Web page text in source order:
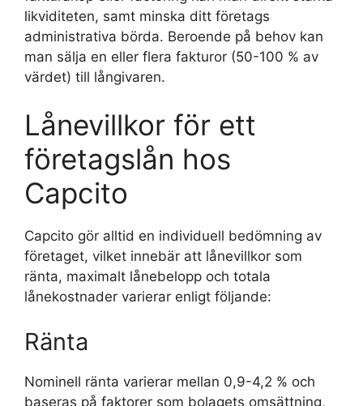
likviditeten, samt minska ditt företags
administrativa börda. Beroende på behov kan
man sälja en eller flera fakturor (50-100 % av
värdet) till långivaren.
Lånevillkor för ett
företagslån hos
Capcito
Capcito gör alltid en individuell bedömning av
företaget, vilket innebär att lånevillkor som
ränta, maximalt lånebelopp och totala
lånekostnader varierar enligt följande:
Ränta
Nominell ränta varierar mellan 0,9-4,2 % och
baseras på faktorer som bolagets omsättning,